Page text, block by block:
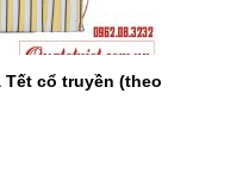
cổ truyền (theo